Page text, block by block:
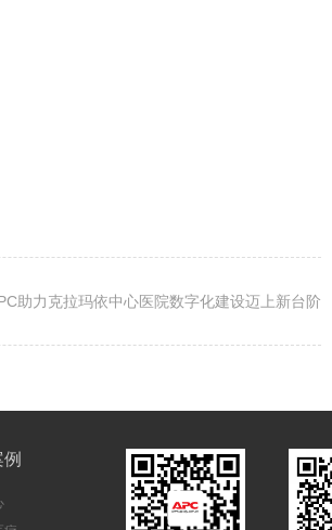
助力克拉玛依中心医院数字化建设迈上新台阶